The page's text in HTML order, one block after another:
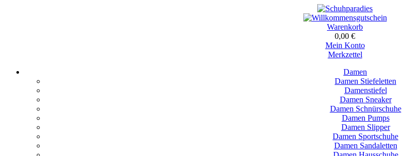
Warenkorb
0,00 €
Mein Konto
Merkzettel
Damen
Damen Stiefeletten
Damenstiefel
Damen Sneaker
Damen Schnürschuhe
Damen Pumps
Damen Slipper
Damen Sportschuhe
Damen Sandaletten